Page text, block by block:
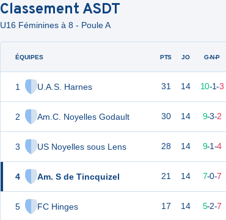
Classement ASDT
U16 Féminines à 8 - Poule A
ÉQUIPES
1 U.A.S. Harnes
2 Am.C. Noyelles Godault
3 US Noyelles sous Lens
4 Am. S de Tincquizel
5 FC Hinges
PTS JO G-N-P
31 14 10-1-3
30 14 9-3-2
28 14 9-1-4
21 14 7-0-7
17 14 5-2-7